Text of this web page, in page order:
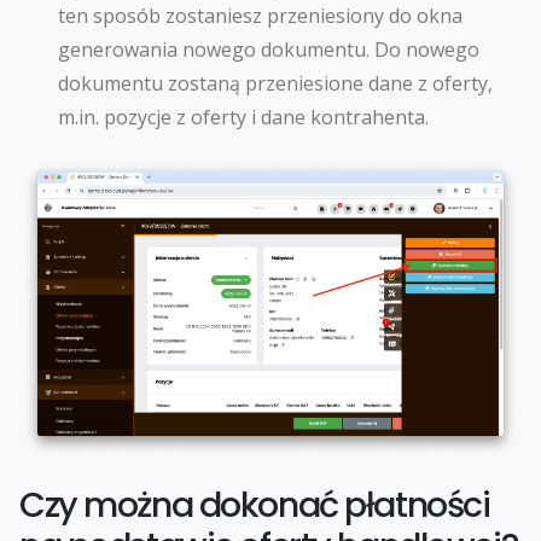
ten sposób zostaniesz przeniesiony do okna
generowania nowego dokumentu. Do nowego
dokumentu zostaną przeniesione dane z oferty,
m.in. pozycje z oferty i dane kontrahenta.
Czy można dokonać płatności